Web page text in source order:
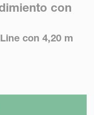
con
con 4,20 m